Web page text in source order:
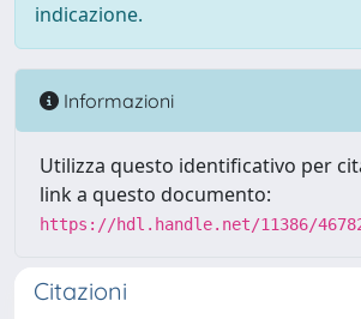
indicazione.
Informazioni
Utilizza questo identificativo per
link a questo documento:
https://hdl.handle.net/11386/
Citazioni